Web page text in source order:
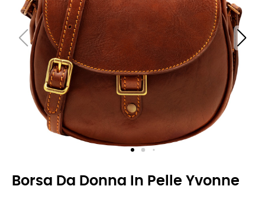
Borsa Da Donna In Pelle Yvonne